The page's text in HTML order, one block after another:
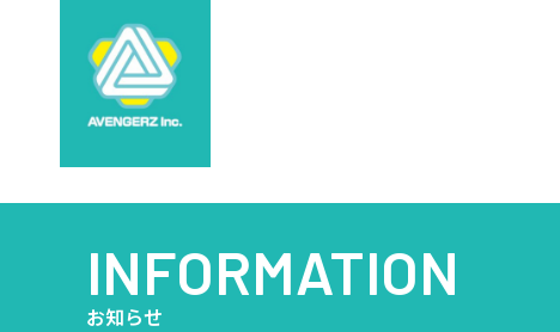
INFORMATION
お知らせ